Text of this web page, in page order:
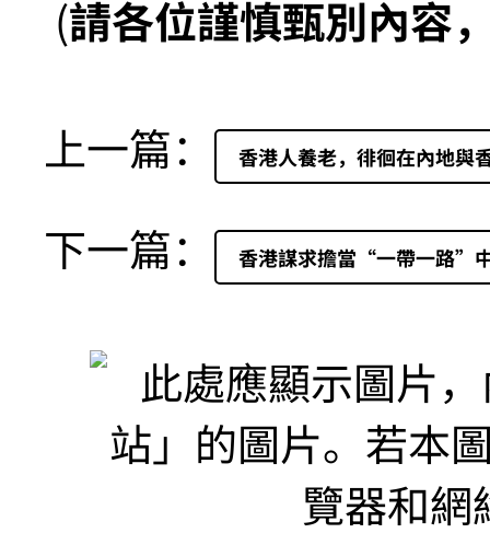
(請各位謹慎甄別內容
上一篇： 香港人養老，徘徊在內地與
下一篇： 香港謀求擔當“一帶一路”